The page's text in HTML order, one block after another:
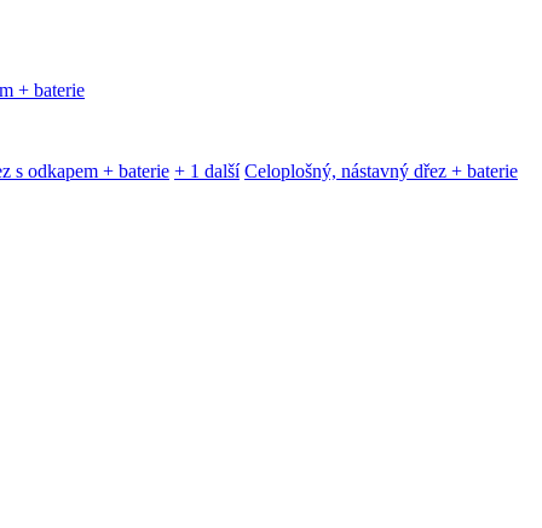
+ baterie
s odkapem + baterie + 1 další Celoplošný, nástavný dřez + baterie